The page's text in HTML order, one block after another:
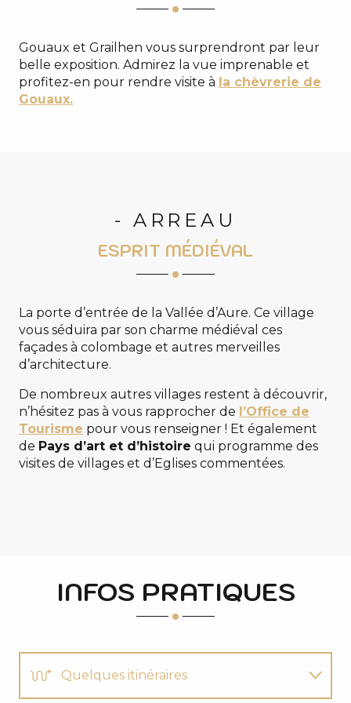
Gouaux et Grailhen vous surprendront par leur
belle exposition. Admirez la vue imprenable et
profitez-en pour rendre visite à la chèvrerie de
Gouaux.
- ARREAU
ESPRIT MÉDIÉVAL
La porte d’entrée de la Vallée d’Aure. Ce village
vous séduira par son charme médiéval ces
façades à colombage et autres merveilles
d’architecture.
De nombreux autres villages restent à découvrir,
n’hésitez pas à vous rapprocher de l’Office de
Tourisme pour vous renseigner ! Et également
de Pays d’art et d’histoire qui programme des
visites de villages et d’Eglises commentées.
INFOS PRATIQUES
Quelques itinéraires